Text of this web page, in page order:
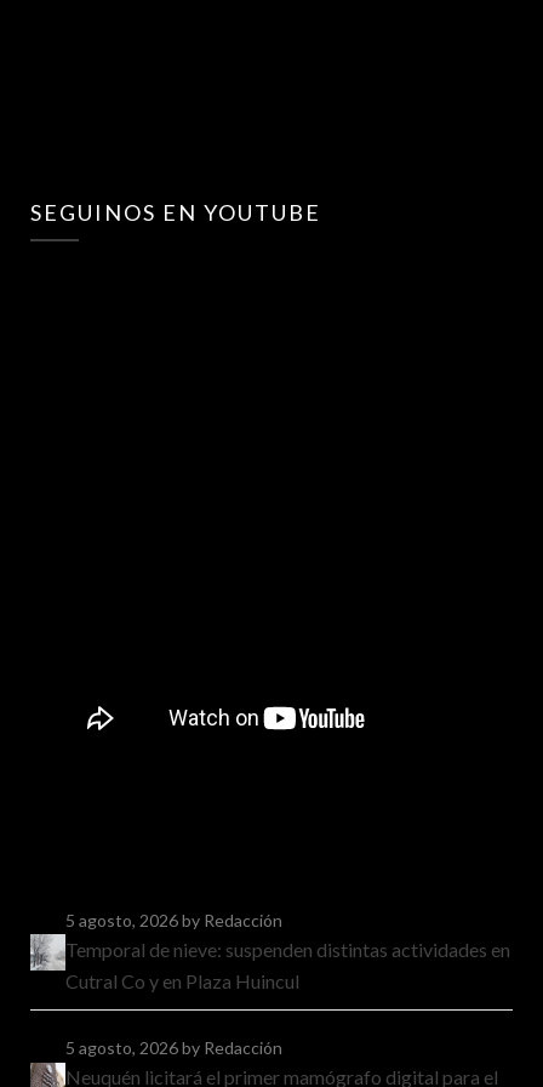
SEGUINOS EN YOUTUBE
5 agosto, 2026by Redacción
Temporal de nieve: suspenden distintas actividades en
Cutral Co y en Plaza Huincul
5 agosto, 2026by Redacción
Neuquén licitará el primer mamógrafo digital para el